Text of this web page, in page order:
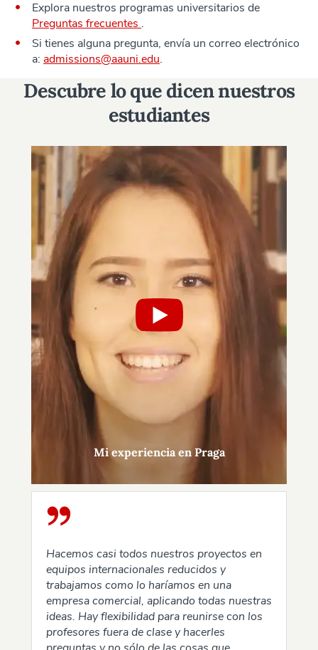
Explora nuestros programas universitarios de
Preguntas frecuentes .
Si tienes alguna pregunta, envía un correo electrónico
a: admissions@aauni.edu.
Descubre lo que dicen nuestros
estudiantes
Mi experiencia en Praga
Hacemos casi todos nuestros proyectos en
equipos internacionales reducidos y
trabajamos como lo haríamos en una
empresa comercial, aplicando todas nuestras
ideas. Hay flexibilidad para reunirse con los
profesores fuera de clase y hacerles